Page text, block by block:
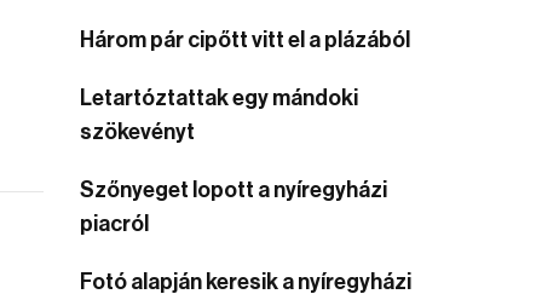
Három pár cipőtt vitt el a plázából
Letartóztattak egy mándoki
szökevényt
Szőnyeget lopott a nyíregyházi
piacról
Fotó alapján keresik a nyíregyházi